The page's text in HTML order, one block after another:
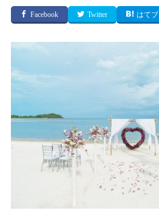
Facebook Twitter はてブ